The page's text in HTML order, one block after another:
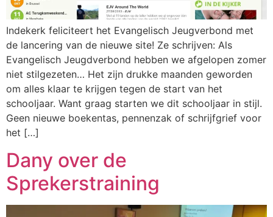
Indekerk feliciteert het Evangelisch Jeugverbond met
de lancering van de nieuwe site! Ze schrijven: Als
Evangelisch Jeugdverbond hebben we afgelopen zomer
niet stilgezeten… Het zijn drukke maanden geworden
om alles klaar te krijgen tegen de start van het
schooljaar. Want graag starten we dit schooljaar in stijl.
Geen nieuwe boekentas, pennenzak of schrijfgrief voor
het […]
Dany over de
Sprekerstraining